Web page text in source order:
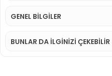
GENEL BİLGİLER
BUNLAR DA İLGINIZI ÇEKEBILIR